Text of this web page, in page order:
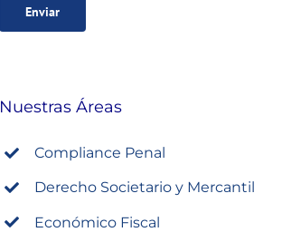
Nuestras Áreas
Compliance Penal
Derecho Societario y Mercantil
Económico Fiscal